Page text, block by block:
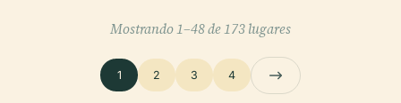
Mostrando 1–48 de 173 lugares
1 2 3 4